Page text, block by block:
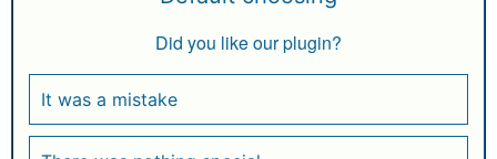
Did you like our plugin?
It was a mistake